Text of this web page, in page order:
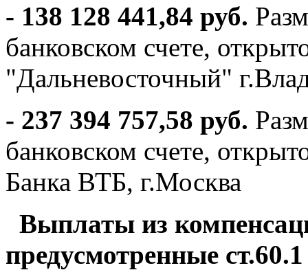
- 138 128 441,84 руб.
банковском счете,
"Дальневосточный"
- 237 394 757,58 руб.
банковском счете,
Банка ВТБ, г.Москва
Выплаты из
предусмотренные